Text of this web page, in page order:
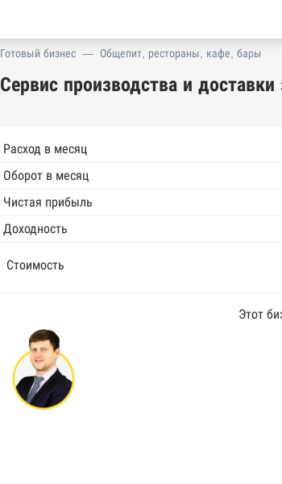
Готовый бизнес — Общепит, рестораны, кафе, бары
Сервис производства и доставки
Расход в месяц
Оборот в месяц
Чистая прибыль
Доходность
Стоимость
Этот